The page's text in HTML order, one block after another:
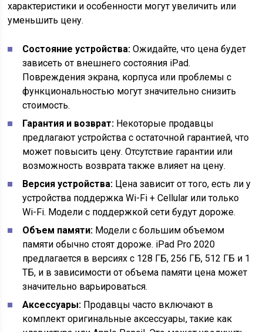
характеристики и особенности могут увеличить или
уменьшить цену.
Состояние устройства: Ожидайте, что цена будет
зависеть от внешнего состояния iPad.
Повреждения экрана, корпуса или проблемы с
функциональностью могут значительно снизить
стоимость.
Гарантия и возврат: Некоторые продавцы
предлагают устройства с остаточной гарантией, что
может повысить цену. Отсутствие гарантии или
возможность возврата также влияет на цену.
Версия устройства: Цена зависит от того, есть ли у
устройства поддержка Wi-Fi + Cellular или только
Wi-Fi. Модели с поддержкой сети будут дороже.
Объем памяти: Модели с большим объемом
памяти обычно стоят дороже. iPad Pro 2020
предлагается в версиях с 128 ГБ, 256 ГБ, 512 ГБ и 1
ТБ, и в зависимости от объема памяти цена может
значительно варьироваться.
Аксессуары: Продавцы часто включают в
комплект оригинальные аксессуары, такие как